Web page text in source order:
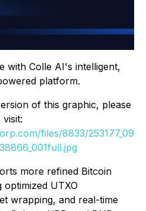
with Colle AI's intelligent,
platform.
of this graphic, please
visit:
files/8833/253177_09
more refined Bitcoin
optimized UTXO
wrapping, and real-time